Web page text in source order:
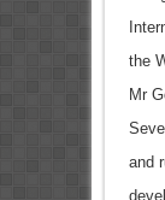
the
Mr
and